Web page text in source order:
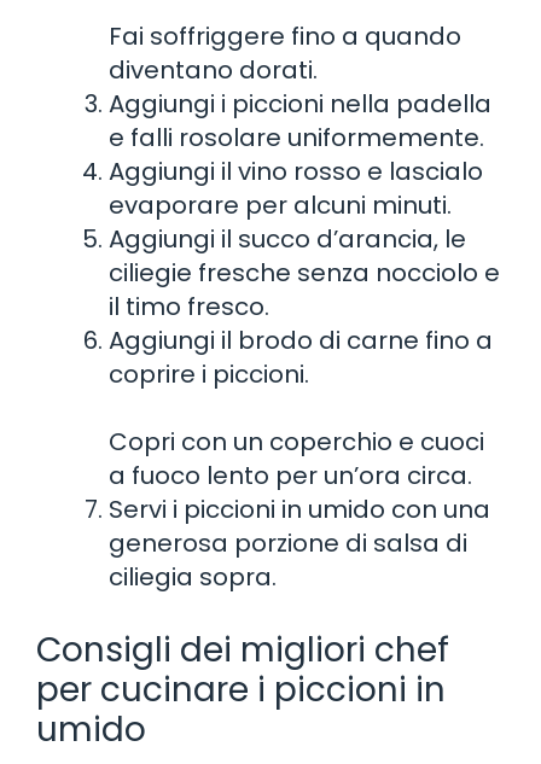
Fai soffriggere fino a quando
diventano dorati.
Aggiungi i piccioni nella padella
e falli rosolare uniformemente.
Aggiungi il vino rosso e lascialo
evaporare per alcuni minuti.
Aggiungi il succo d’arancia, le
ciliegie fresche senza nocciolo e
il timo fresco.
Aggiungi il brodo di carne fino a
coprire i piccioni.
Copri con un coperchio e cuoci
a fuoco lento per un’ora circa.
Servi i piccioni in umido con una
generosa porzione di salsa di
ciliegia sopra.
Consigli dei migliori chef
per cucinare i piccioni in
umido